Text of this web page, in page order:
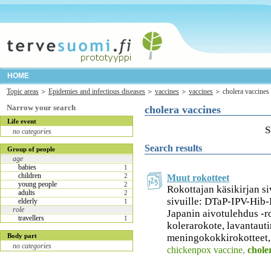
HOME
Topic areas
Epidemies and infectious diseases vaccines vaccines cholera vaccines
Narrow your search
Life event
no categories
Group of people
age
babies
1
children 2
young people 2
adults 2
elderly 1
role
travellers
1
Body part
no categories
cholera vaccines
Search results
Muut rokotteet
Rokottajan käsikirjan
sivuille: DTaP-IPV-
Japanin aivotulehdus -
kolerarokote,
chickenpox vaccine,